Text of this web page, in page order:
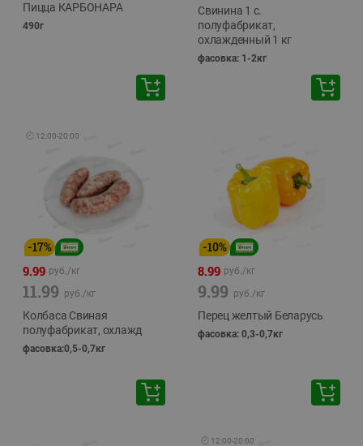
Пицца КАРБОНАРА
490г
Свинина 1 с.
полуфабрикат,
охлажденный 1 кг
фасовка: 1-2кг
🕘 12:00-20:00
-17%
9.99 руб./кг
11.99 руб./кг
Колбаса Свиная
полуфабрикат, охлажд
фасовка:0,5-0,7кг
-10%
8.99 руб./кг
9.99 руб./кг
Перец желтый Беларусь
фасовка: 0,3-0,7кг
🕘 12:00-20:00